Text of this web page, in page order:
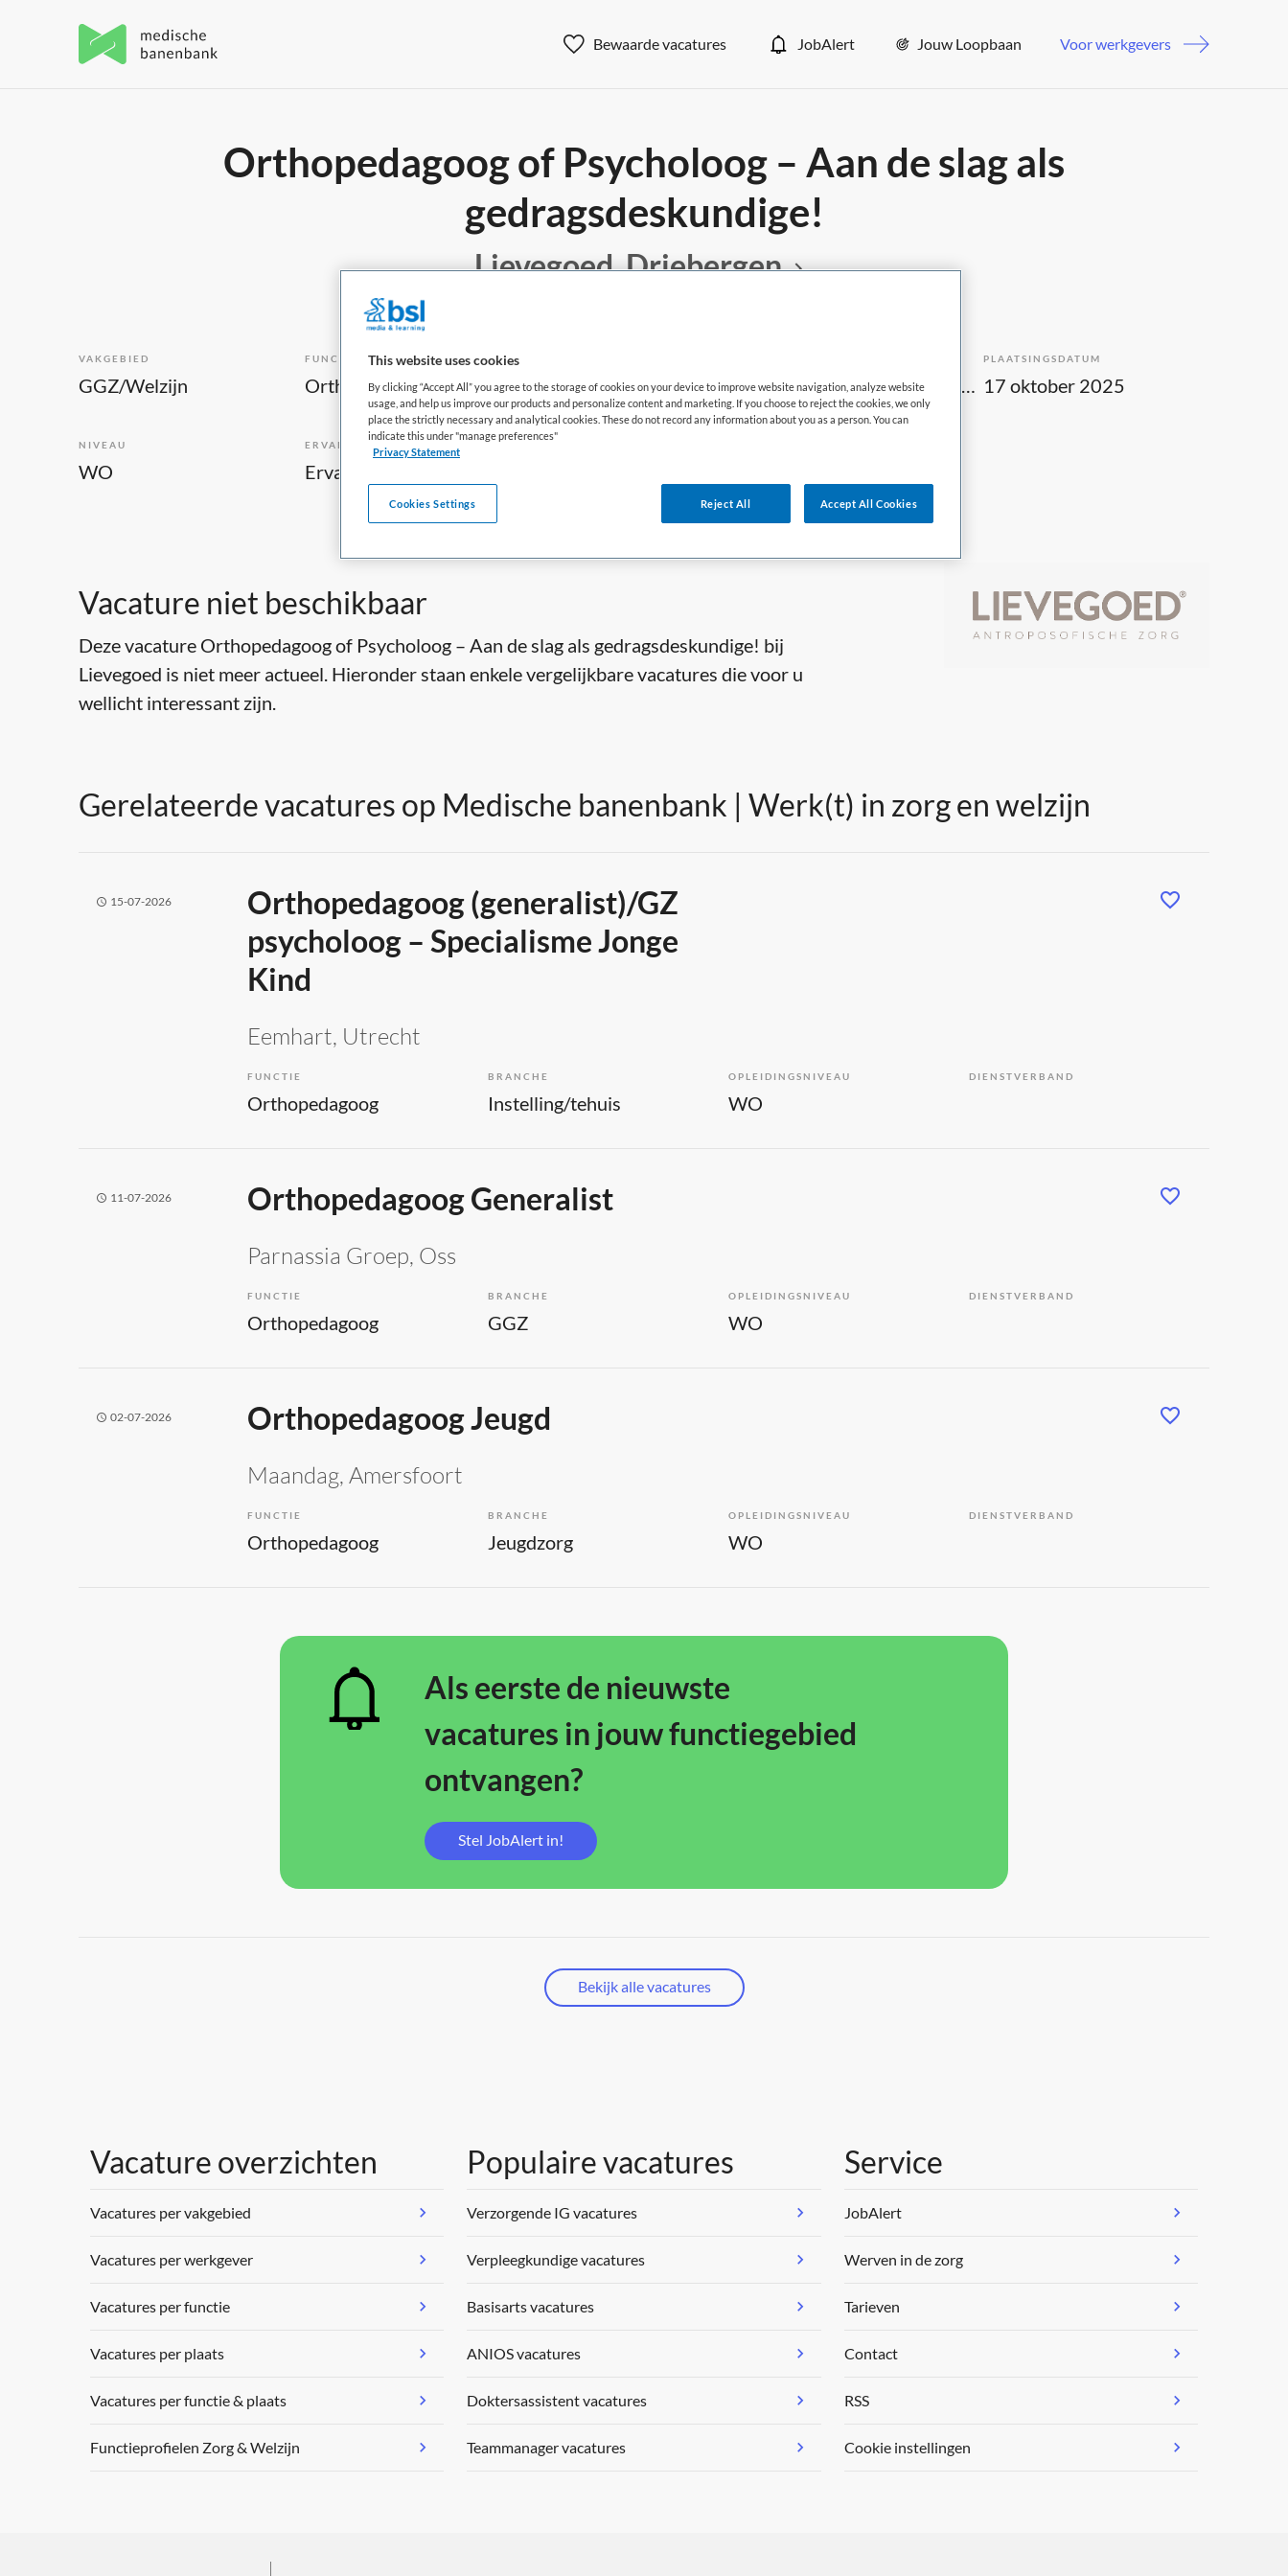
Bewaarde vacatures JobAlert Jouw Loopbaan Voor werkgevers
Orthopedagoog of Psycholoog – Aan de slag als
gedragsdeskundige!
Lievegoed, Driebergen
VAKGEBIED
GGZ/Welzijn
FUNCTIE
Orthopedagoog Instelling/tehuis Tijdelijk met uitzicht op vast
PLAATSINGSDATUM
17 oktober 2025
NIVEAU
WO
ERVARING
Ervaren
Vacature niet beschikbaar
Deze vacature Orthopedagoog of Psycholoog – Aan de slag als gedragsdeskundige! bij
Lievegoed is niet meer actueel. Hieronder staan enkele vergelijkbare vacatures die voor u
wellicht interessant zijn.
Gerelateerde vacatures op Medische banenbank | Werk(t) in zorg en welzijn
15-07-2026
Orthopedagoog (generalist)/GZ
psycholoog – Specialisme Jonge
Kind
Eemhart, Utrecht
FUNCTIE
Orthopedagoog
BRANCHE
Instelling/tehuis
OPLEIDINGSNIVEAU
WO
DIENSTVERBAND
11-07-2026 Orthopedagoog Generalist
Parnassia Groep, Oss
FUNCTIE
Orthopedagoog
BRANCHE
GGZ
OPLEIDINGSNIVEAU
WO
DIENSTVERBAND
02-07-2026 Orthopedagoog Jeugd
Maandag, Amersfoort
FUNCTIE
Orthopedagoog
BRANCHE
Jeugdzorg
OPLEIDINGSNIVEAU
WO
DIENSTVERBAND
Als eerste de nieuwste
vacatures in jouw functiegebied
ontvangen?
Stel JobAlert in!
Bekijk alle vacatures
Vacature overzichten
Vacatures per vakgebied
Vacatures per werkgever
Vacatures per functie
Vacatures per plaats
Vacatures per functie & plaats
Functieprofielen Zorg & Welzijn
Populaire vacatures
Verzorgende IG vacatures
Verpleegkundige vacatures
Basisarts vacatures
ANIOS vacatures
Doktersassistent vacatures
Teammanager vacatures
Service
JobAlert
Werven in de zorg
Tarieven
Contact
RSS
Cookie instellingen
This website uses cookies
By clicking “Accept All” you agree to the storage of cookies on your device to improve website navigation, analyze website
usage, and help us improve our products and personalize content and marketing. If you choose to reject the cookies, we only
place the strictly necessary and analytical cookies. These do not record any information about you as a person. You can
indicate this under "manage preferences"
Privacy Statement
Reject All Accept All Cookies
Cookies Settings